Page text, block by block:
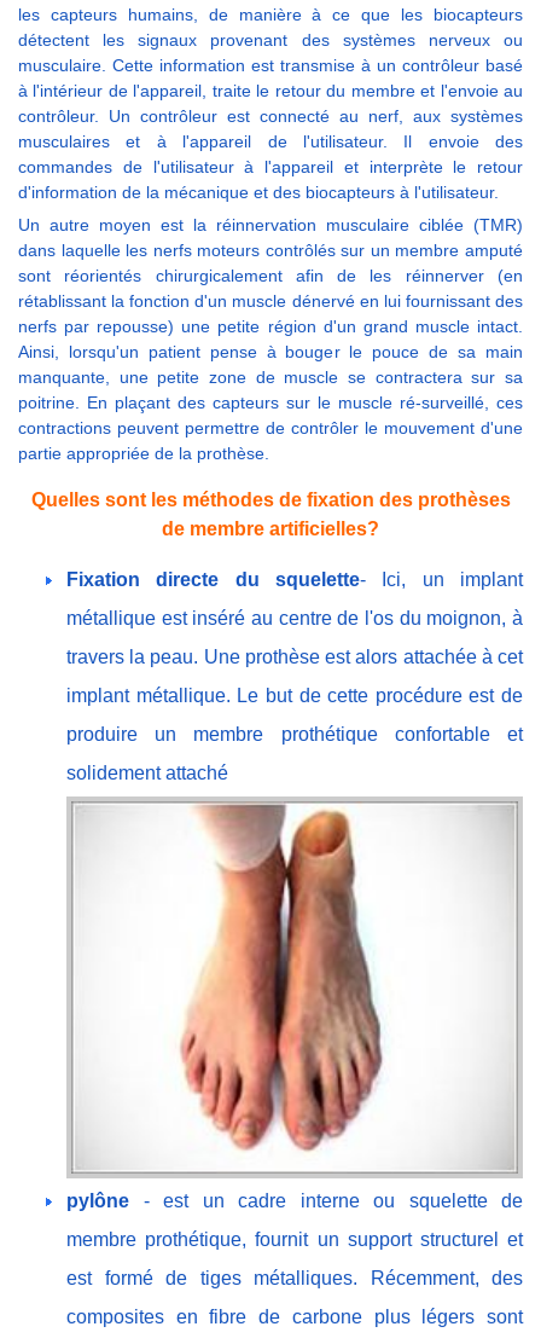
les capteurs humains, de manière à ce que les biocapteurs
détectent les signaux provenant des systèmes nerveux ou
musculaire. Cette information est transmise à un contrôleur basé
à l'intérieur de l'appareil, traite le retour du membre et l'envoie au
contrôleur. Un contrôleur est connecté au nerf, aux systèmes
musculaires et à l'appareil de l'utilisateur. Il envoie des
commandes de l'utilisateur à l'appareil et interprète le retour
d'information de la mécanique et des biocapteurs à l'utilisateur.
Un autre moyen est la réinnervation musculaire ciblée (TMR)
dans laquelle les nerfs moteurs contrôlés sur un membre amputé
sont réorientés chirurgicalement afin de les réinnerver (en
rétablissant la fonction d'un muscle dénervé en lui fournissant des
nerfs par repousse) une petite région d'un grand muscle intact.
Ainsi, lorsqu'un patient pense à bouger le pouce de sa main
manquante, une petite zone de muscle se contractera sur sa
poitrine. En plaçant des capteurs sur le muscle ré-surveillé, ces
contractions peuvent permettre de contrôler le mouvement d'une
partie appropriée de la prothèse.
Quelles sont les méthodes de fixation des prothèses
de membre artificielles?
Fixation directe du squelette- Ici, un implant
métallique est inséré au centre de l'os du moignon, à
travers la peau. Une prothèse est alors attachée à cet
implant métallique. Le but de cette procédure est de
produire un membre prothétique confortable et
solidement attaché
pylône - est un cadre interne ou squelette de
membre prothétique, fournit un support structurel et
est formé de tiges métalliques. Récemment, des
composites en fibre de carbone plus légers sont